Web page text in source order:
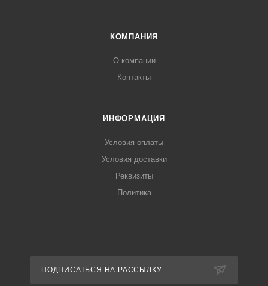
КОМПАНИЯ
О компании
Контакты
ИНФОРМАЦИЯ
Условия оплаты
Условия доставки
Реквизиты
Политика
ПОДПИСАТЬСЯ НА РАССЫЛКУ